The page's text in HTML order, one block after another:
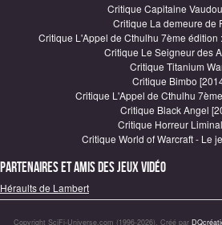
Critique Capitaine
Critique La demeure de
Critique L'Appel de Cthulhu 7ème édition
Critique Le Seigneur des
Critique Titanium
Critique Bimbo
Critique L'Appel de Cthulhu
Critique Black Angel
Critique Horreur
Critique World of Warcraft - Le
Partenaires et amis des jeux vidéo
Héraults de Lambert
Copyright SciFi-Universe.com (1996-2026). Créé par